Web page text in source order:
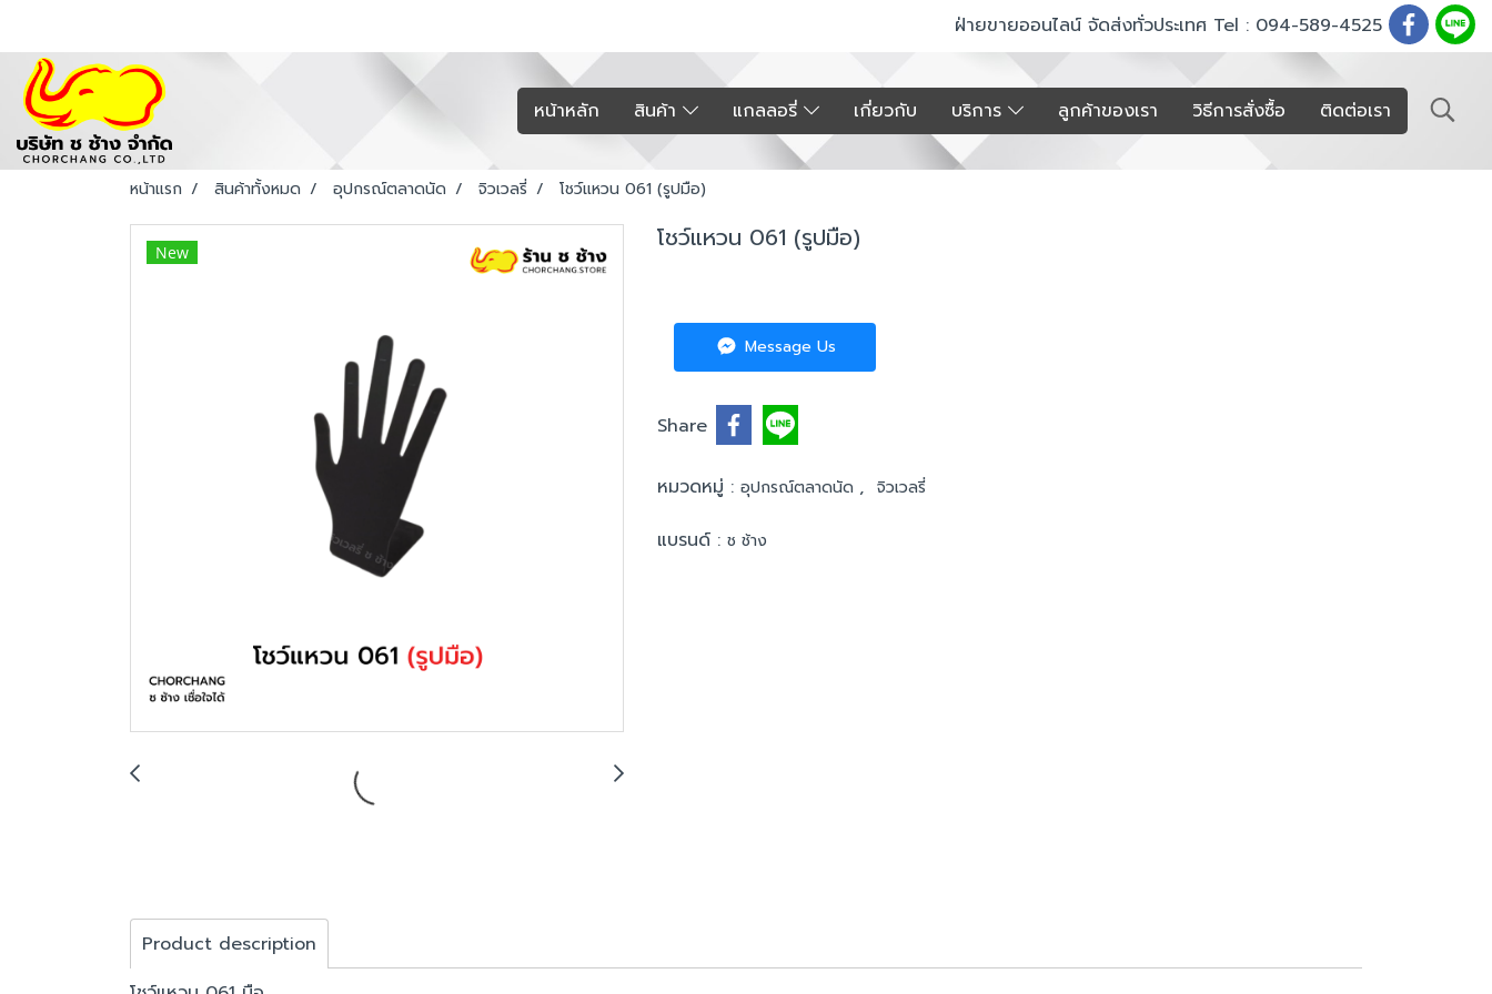
ฝ่ายขายออนไลน์ จัดส่งทั่วประเทศ Tel : 094-589-4525
หน้าหลัก สินค้า แกลลอรี่ เกี่ยวกับ บริการ ลูกค้าของเรา วิธีการสั่งซื้อ ติดต่อเรา
หน้าแรก สินค้าทั้งหมด อุปกรณ์ตลาดนัด จิวเวลรี่ โชว์แหวน 061 (รูปมือ)
New โชว์แหวน 061 (รูปมือ)
Message Us
Share
หมวดหมู่ : อุปกรณ์ตลาดนัด , จิวเวลรี่
แบรนด์ : ช ช้าง
Product description